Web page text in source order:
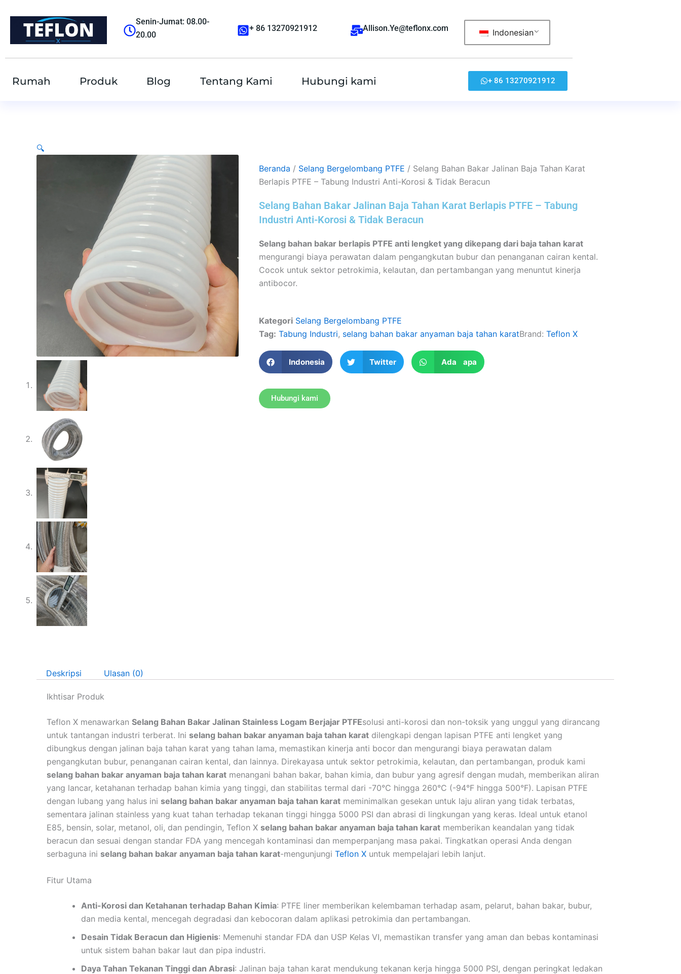
Senin-Jumat: 08.00-
20.00
+ 86 13270921912 Allison.Ye@teflonx.com Indonesian
Rumah Produk Blog Tentang Kami Hubungi kami + 86 13270921912
🔍
Beranda / Selang Bergelombang PTFE / Selang Bahan Bakar Jalinan Baja Tahan Karat
Berlapis PTFE – Tabung Industri Anti-Korosi & Tidak Beracun
Selang Bahan Bakar Jalinan Baja Tahan Karat Berlapis PTFE – Tabung
Industri Anti-Korosi & Tidak Beracun
Selang bahan bakar berlapis PTFE anti lengket yang dikepang dari baja tahan karat
mengurangi biaya perawatan dalam pengangkutan bubur dan penanganan cairan kental.
Cocok untuk sektor petrokimia, kelautan, dan pertambangan yang menuntut kinerja
antibocor. ‌
Kategori Selang Bergelombang PTFE
Tag: Tabung Industri, selang bahan bakar anyaman baja tahan karatBrand: Teflon X
Indonesia Twitter Ada apa
Hubungi kami
Deskripsi Ulasan (0)
Ikhtisar Produk
Teflon X menawarkan Selang Bahan Bakar Jalinan Stainless Logam Berjajar PTFEsolusi anti-korosi dan non-toksik yang unggul yang dirancang
untuk tantangan industri terberat. Ini selang bahan bakar anyaman baja tahan karat dilengkapi dengan lapisan PTFE anti lengket yang
dibungkus dengan jalinan baja tahan karat yang tahan lama, memastikan kinerja anti bocor dan mengurangi biaya perawatan dalam
pengangkutan bubur, penanganan cairan kental, dan lainnya. Direkayasa untuk sektor petrokimia, kelautan, dan pertambangan, produk kami
selang bahan bakar anyaman baja tahan karat menangani bahan bakar, bahan kimia, dan bubur yang agresif dengan mudah, memberikan aliran
yang lancar, ketahanan terhadap bahan kimia yang tinggi, dan stabilitas termal dari -70°C hingga 260°C (-94°F hingga 500°F). Lapisan PTFE
dengan lubang yang halus ini selang bahan bakar anyaman baja tahan karat meminimalkan gesekan untuk laju aliran yang tidak terbatas,
sementara jalinan stainless yang kuat tahan terhadap tekanan tinggi hingga 5000 PSI dan abrasi di lingkungan yang keras. Ideal untuk etanol
E85, bensin, solar, metanol, oli, dan pendingin, Teflon X selang bahan bakar anyaman baja tahan karat memberikan keandalan yang tidak
beracun dan sesuai dengan standar FDA yang mencegah kontaminasi dan memperpanjang masa pakai. Tingkatkan operasi Anda dengan
serbaguna ini selang bahan bakar anyaman baja tahan karat-mengunjungi Teflon X untuk mempelajari lebih lanjut.
Fitur Utama
Anti-Korosi dan Ketahanan terhadap Bahan Kimia: PTFE liner memberikan kelembaman terhadap asam, pelarut, bahan bakar, bubur,
dan media kental, mencegah degradasi dan kebocoran dalam aplikasi petrokimia dan pertambangan.
Desain Tidak Beracun dan Higienis: Memenuhi standar FDA dan USP Kelas VI, memastikan transfer yang aman dan bebas kontaminasi
untuk sistem bahan bakar laut dan pipa industri.
Daya Tahan Tekanan Tinggi dan Abrasi: Jalinan baja tahan karat mendukung tekanan kerja hingga 5000 PSI, dengan peringkat ledakan